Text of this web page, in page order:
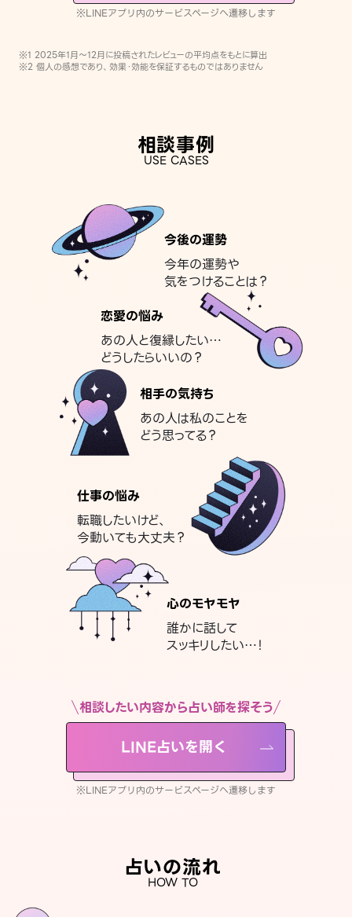
※LINEアプリ内のサービスページへ遷移します
※1 2025年1月〜12月に投稿されたレビューの平均点をもとに算出
※2 個人の感想であり、効果・効能を保証するものではありません
相談事例
USE CASES
今後の運勢
今年の運勢や
気をつけることは？
恋愛の悩み
あの人と復縁したい…
どうしたらいいの？
相手の気持ち
あの人は私のことを
どう思ってる？
仕事の悩み
転職したいけど、
今動いても大丈夫？
心のモヤモヤ
誰かに話して
スッキリしたい…！
相談したい内容から占い師を探そう
LINE占いを開く
※LINEアプリ内のサービスページへ遷移します
占いの流れ
HOW TO